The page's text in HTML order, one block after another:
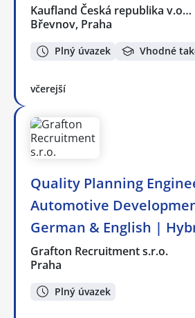
Kaufland Česká republika v.o…
Břevnov, Praha
Plný úvazek Vhodné
včerejší
Quality Planning
Automotive
German & English |
Grafton Recruitment s.r.o.
Praha
Plný úvazek